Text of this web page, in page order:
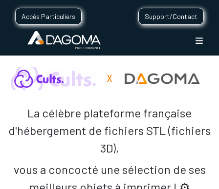
Accès Particuliers Support/Contact
La célèbre plateforme française
d'hébergement de fichiers STL (fichiers
3D),
vous a concocté une sélection de ses